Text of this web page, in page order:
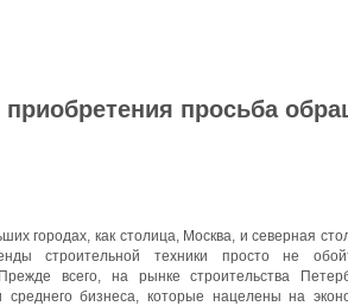
просьба
городах, как столица, Москва, и северная
строительной техники просто не
всего, на рынке строительства
среднего бизнеса, которые нацелены на